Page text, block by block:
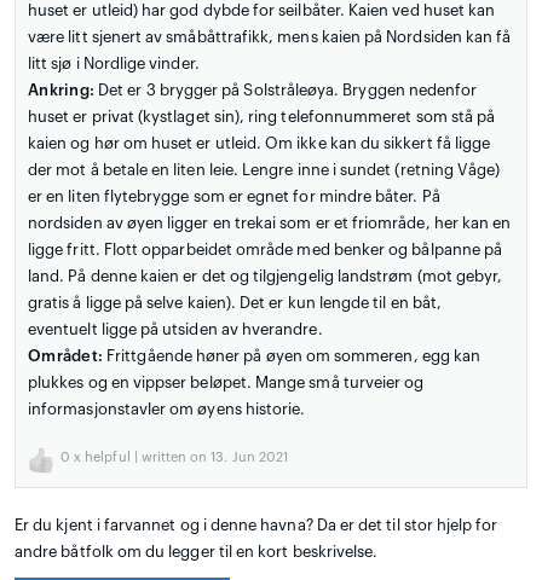
huset er utleid) har god dybde for seilbåter. Kaien ved huset kan
være litt sjenert av småbåttrafikk, mens kaien på Nordsiden kan få
litt sjø i Nordlige vinder.
Ankring: Det er 3 brygger på Solstråleøya. Bryggen nedenfor
huset er privat (kystlaget sin), ring telefonnummeret som stå på
kaien og hør om huset er utleid. Om ikke kan du sikkert få ligge
der mot å betale en liten leie. Lengre inne i sundet (retning Våge)
er en liten flytebrygge som er egnet for mindre båter. På
nordsiden av øyen ligger en trekai som er et friområde, her kan en
ligge fritt. Flott opparbeidet område med benker og bålpanne på
land. På denne kaien er det og tilgjengelig landstrøm (mot gebyr,
gratis å ligge på selve kaien). Det er kun lengde til en båt,
eventuelt ligge på utsiden av hverandre.
Området: Frittgående høner på øyen om sommeren, egg kan
plukkes og en vippser beløpet. Mange små turveier og
informasjonstavler om øyens historie.
0 x helpful | written on 13. Jun 2021
Er du kjent i farvannet og i denne havna? Da er det til stor hjelp for
andre båtfolk om du legger til en kort beskrivelse.